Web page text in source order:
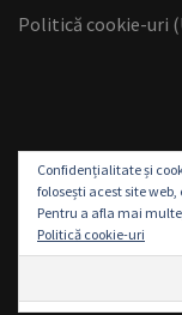
Politică cookie-uri
Confidențialitate și
folosești acest site
Pentru a afla mai
Politică cookie-uri